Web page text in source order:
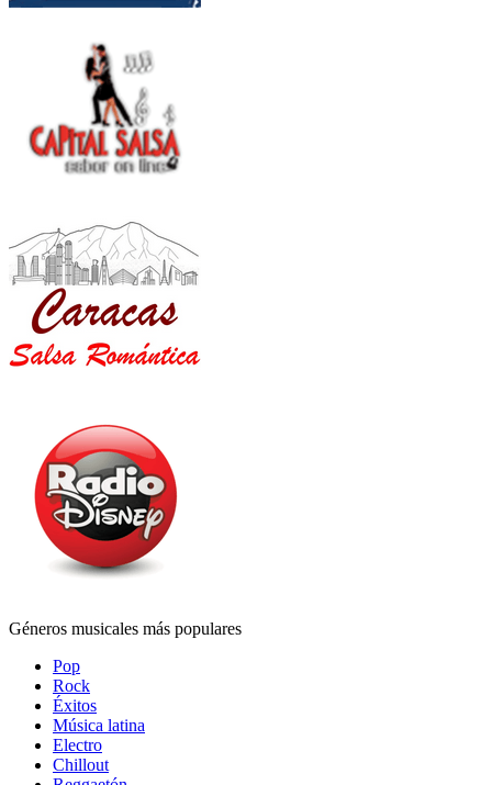
Géneros musicales más populares
Pop
Rock
Éxitos
Música latina
Electro
Chillout